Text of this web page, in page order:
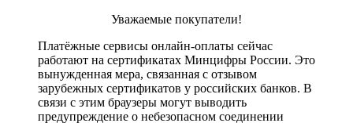
Уважаемые покупатели!
Платёжные сервисы онлайн-оплаты сейчас
работают на сертификатах Минцифры России. Это
вынужденная мера, связанная с отзывом
зарубежных сертификатов у российских банков. В
связи с этим браузеры могут выводить
предупреждение о небезопасном соединении